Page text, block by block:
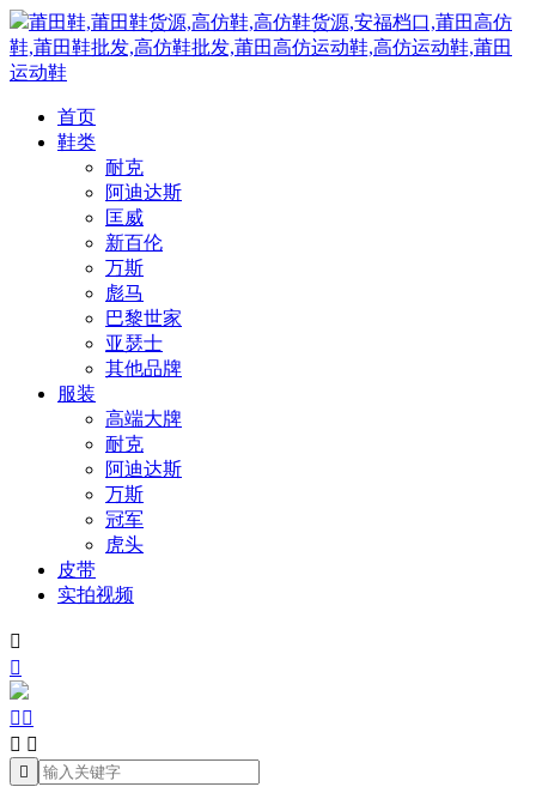
莆田鞋,莆田鞋货源,高仿鞋,高仿鞋货源,安福档口,莆田高仿
鞋,莆田鞋批发,高仿鞋批发,莆田高仿运动鞋,高仿运动鞋,莆田
运动鞋
首页
鞋类
耐克
阿迪达斯
匡威
新百伦
万斯
彪马
巴黎世家
亚瑟士
其他品牌
服装
高端大牌
耐克
阿迪达斯
万斯
冠军
虎头
皮带
实拍视频


 
 
